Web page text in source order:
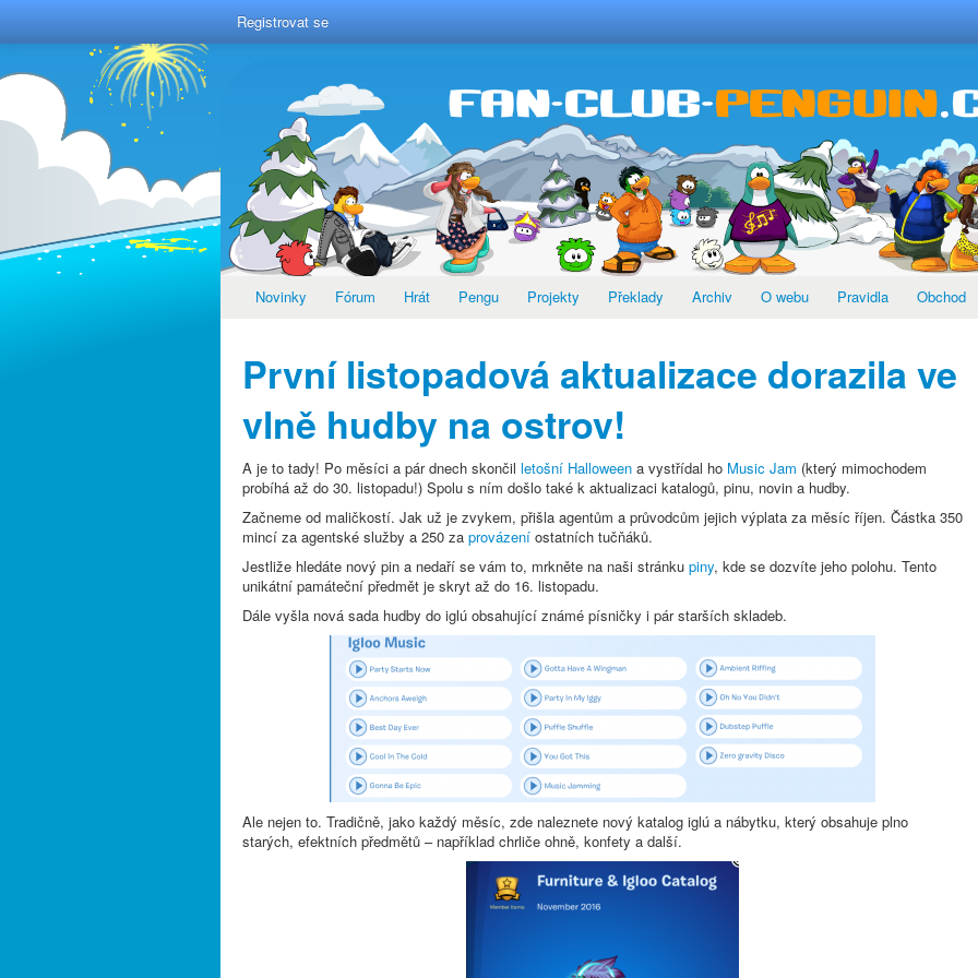
Registrovat se
Novinky Fórum Hrát Pengu Projekty Překlady Archiv O webu Pravidla Obchod
První listopadová aktualizace dorazila ve
vlně hudby na ostrov!
A je to tady! Po měsíci a pár dnech skončil letošní Halloween a vystřídal ho Music Jam (který mimochodem
probíhá až do 30. listopadu!) Spolu s ním došlo také k aktualizaci katalogů, pinu, novin a hudby.
Začneme od maličkostí. Jak už je zvykem, přišla agentům a průvodcům jejich výplata za měsíc říjen. Částka 350
mincí za agentské služby a 250 za provázení ostatních tučňáků.
Jestliže hledáte nový pin a nedaří se vám to, mrkněte na naši stránku piny, kde se dozvíte jeho polohu. Tento
unikátní památeční předmět je skryt až do 16. listopadu.
Dále vyšla nová sada hudby do iglú obsahující známé písničky i pár starších skladeb.
Ale nejen to. Tradičně, jako každý měsíc, zde naleznete nový katalog iglú a nábytku, který obsahuje plno
starých, efektních předmětů – například chrliče ohně, konfety a další.